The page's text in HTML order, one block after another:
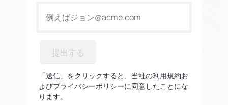
提出する
「送信」をクリックすると、当社の利用規約お
よびプライバシーポリシーに同意したことにな
ります。